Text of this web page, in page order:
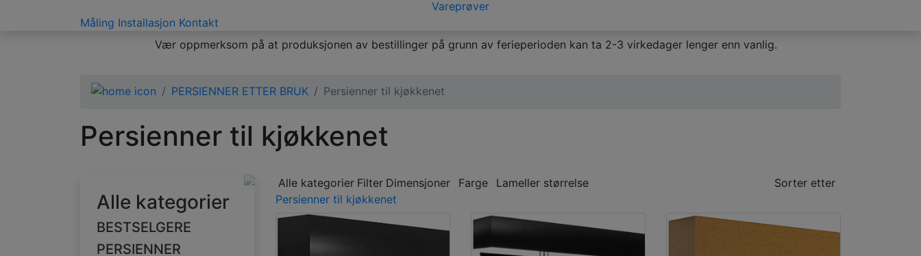
Vareprøver
Måling Installasjon Kontakt
Vær oppmerksom på at produksjonen av bestillinger på grunn av ferieperioden kan ta 2-3 virkedager lenger enn vanlig.
PERSIENNER ETTER BRUK Persienner til kjøkkenet
Persienner til kjøkkenet
Alle kategorier
BESTSELGERE
PERSIENNER
Alle kategorier Filter Dimensjoner Farge Lameller størrelse
Sorter etter
Persienner til kjøkkenet